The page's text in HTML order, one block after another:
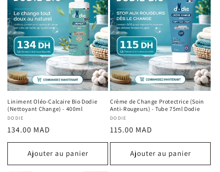
Liniment Oléo-Calcaire Bio Dodie
(Nettoyant Change) - 400ml
Fournisseur :
DODIE
Prix
habituel
134.00 MAD
Ajouter au panier
Crème de Change Protectrice (Soin
Anti-Rougeurs) - Tube 75ml Dodie
Fournisseur :
DODIE
Prix
habituel
115.00 MAD
Ajouter au panier